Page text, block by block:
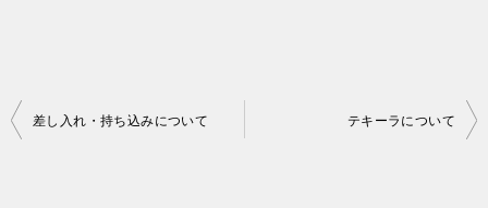
投
差し入れ・持ち込みについて テキーラについて